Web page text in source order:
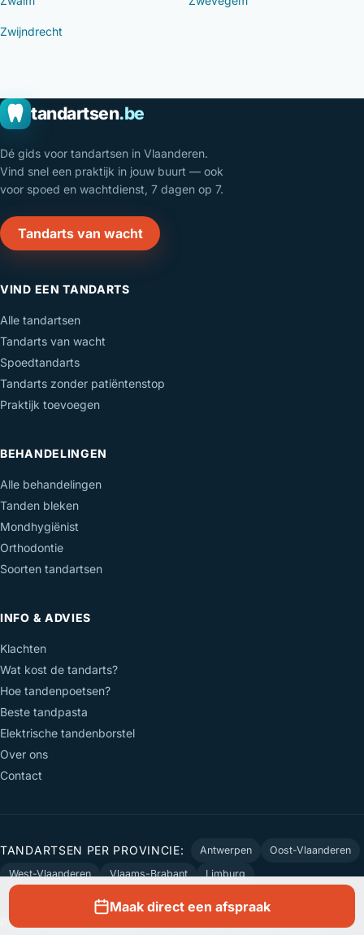
Zwijndrecht
tandartsen.be
Dé gids voor tandartsen in Vlaanderen.
Vind snel een praktijk in jouw buurt — ook
voor spoed en wachtdienst, 7 dagen op 7.
Tandarts van wacht
VIND EEN TANDARTS
Alle tandartsen
Tandarts van wacht
Spoedtandarts
Tandarts zonder patiëntenstop
Praktijk toevoegen
BEHANDELINGEN
Alle behandelingen
Tanden bleken
Mondhygiënist
Orthodontie
Soorten tandartsen
INFO & ADVIES
Klachten
Wat kost de tandarts?
Hoe tandenpoetsen?
Beste tandpasta
Elektrische tandenborstel
Over ons
Contact
TANDARTSEN PER PROVINCIE: Antwerpen
Oost-Vlaanderen
West-Vlaanderen
Vlaams-Brabant Limburg
POPULAIRE GEMEENTEN:
Maak direct een afspraak